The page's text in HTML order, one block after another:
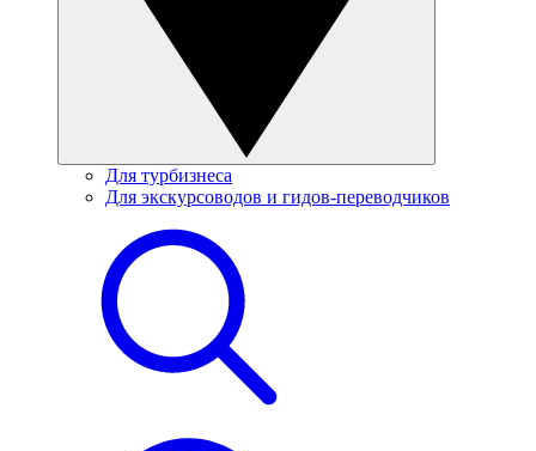
Для турбизнеса
Для экскурсоводов и гидов-переводчиков